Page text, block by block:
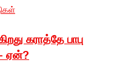
கராத்தே பாபு
ஏன்?